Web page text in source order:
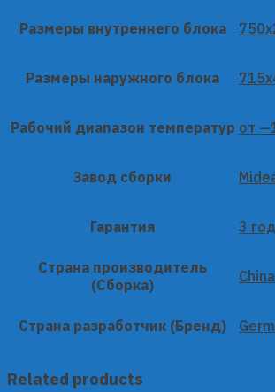
Размеры внутреннего блока
Размеры наружного блока
Рабочий диапазон температур от
Завод сборки
Гарантия 3
Страна производитель
(Сборка)
Страна разработчик (Бренд)
Related products